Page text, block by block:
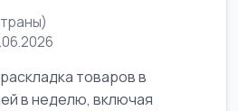
товаров в
в неделю, включая